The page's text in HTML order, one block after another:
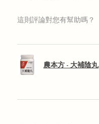
這則評論對您有幫助嗎？
農本方 - 大補陰丸